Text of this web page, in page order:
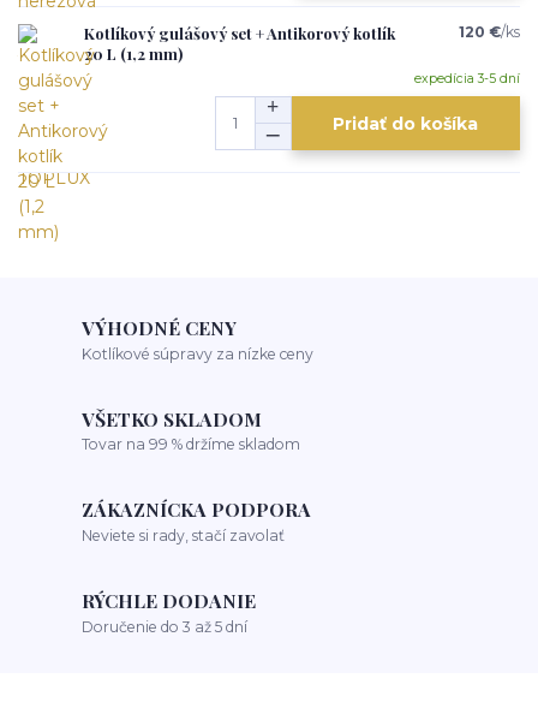
Kotlíkový gulášový set + Antikorový kotlík
20 L (1,2 mm)
120 €/ks
expedícia 3-5 dní
Pridať do košíka
VÝHODNÉ CENY
Kotlíkové súpravy za nízke ceny
VŠETKO SKLADOM
Tovar na 99 % držíme skladom
ZÁKAZNÍCKA PODPORA
Neviete si rady, stačí zavolať
RÝCHLE DODANIE
Doručenie do 3 až 5 dní